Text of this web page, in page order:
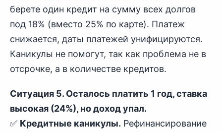
берете один кредит на сумму всех долгов
под 18% (вместо 25% по карте). Платеж
снижается, даты платежей унифицируются.
Каникулы не помогут, так как проблема не в
отсрочке, а в количестве кредитов.
Ситуация 5. Осталось платить 1 год, ставка
высокая (24%), но доход упал.
✅ Кредитные каникулы. Рефинансирование